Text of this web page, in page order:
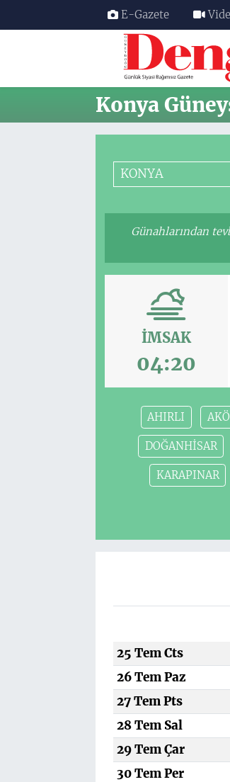
E-Gazete
Konya
KONYA
Günahlarından
İMSAK
04:20
AHIRLI
DOĞANHİSAR
KARAPINAR
25 Tem Cts
26 Tem Paz
27 Tem Pts
28 Tem Sal
29 Tem Çar
30 Tem Per
Nöbetçi Eczaneler
Hava Durumu
Trafik Durumu
Süper Lig Puan Durumu ve
Son Dakika Haberleri